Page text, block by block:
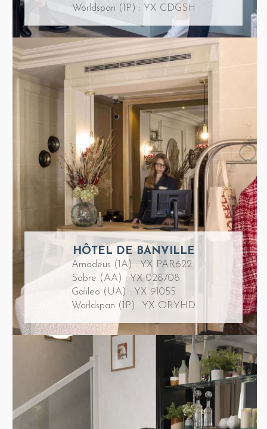
Worldspan (1P) : YX CDGSH
HÔTEL DE BANVILLE
Amadeus (1A) : YX PAR622
Sabre (AA) : YX 028708
Galileo (UA) : YX 91055
Worldspan (1P) : YX ORYHD